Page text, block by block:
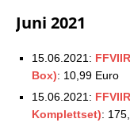
Juni 2021
15.06.2021:
Box): 10,99 Euro
15.06.2021:
Komplettset):